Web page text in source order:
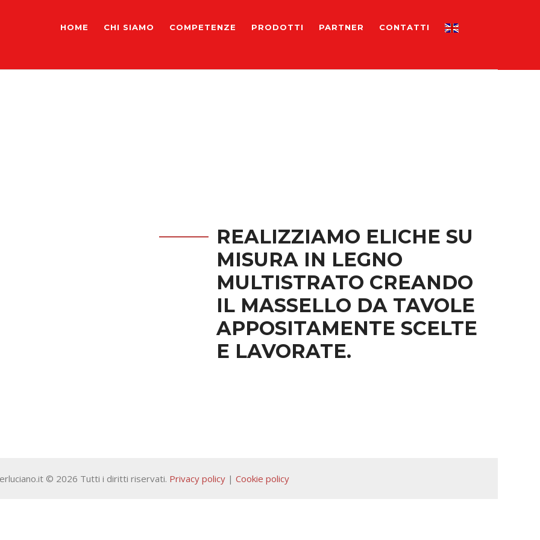
HOME CHI SIAMO COMPETENZE PRODOTTI PARTNER CONTATTI
REALIZZIAMO ELICHE SU
MISURA IN LEGNO
MULTISTRATO CREANDO
IL MASSELLO DA TAVOLE
APPOSITAMENTE SCELTE
E LAVORATE.
© 2026 Tutti i diritti riservati. Privacy policy | Cookie policy